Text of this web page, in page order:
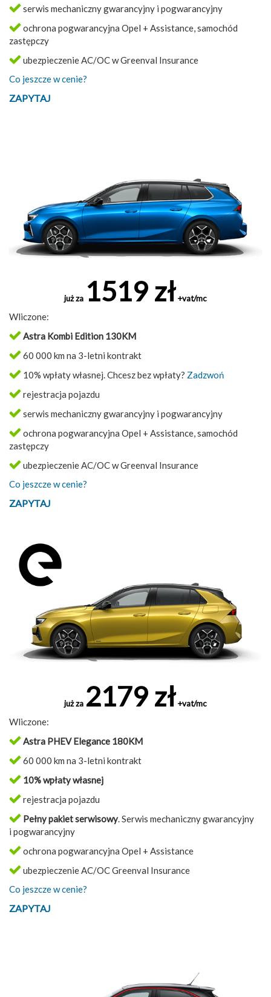
serwis mechaniczny gwarancyjny i pogwarancyjny
ochrona pogwarancyjna Opel + Assistance, samochód
zastępczy
ubezpieczenie AC/OC w Greenval Insurance
Co jeszcze w cenie?
ZAPYTAJ
już za 1519 zł +vat/mc
Wliczone:
Astra Kombi Edition 130KM
60 000 km na 3-letni kontrakt
10% wpłaty własnej. Chcesz bez wpłaty? Zadzwoń
rejestracja pojazdu
serwis mechaniczny gwarancyjny i pogwarancyjny
ochrona pogwarancyjna Opel + Assistance, samochód
zastępczy
ubezpieczenie AC/OC w Greenval Insurance
Co jeszcze w cenie?
ZAPYTAJ
już za 2179 zł +vat/mc
Wliczone:
Astra PHEV Elegance 180KM
60 000 km na 3-letni kontrakt
10% wpłaty własnej
rejestracja pojazdu
Pełny pakiet serwisowy. Serwis mechaniczny gwarancyjny
i pogwarancyjny
ochrona pogwarancyjna Opel + Assistance
ubezpieczenie AC/OC Greenval Insurance
Co jeszcze w cenie?
ZAPYTAJ